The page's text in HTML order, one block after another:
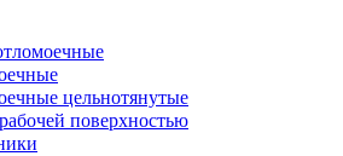
цельнотянутые
поверхностью